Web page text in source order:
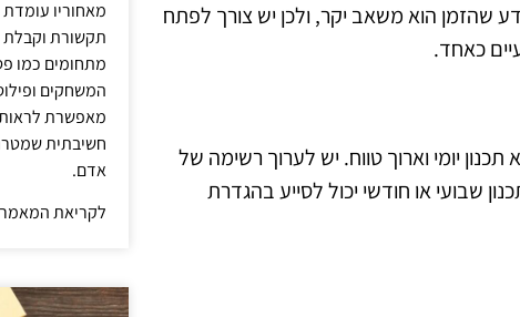
שהזמן הוא משאב יקר, ולכן יש צורך לפתח
כאחד.
יומי וארוך טווח. יש לערוך רשימה של
שבועי או חודשי יכול לסייע בהגדרת
מאחוריו
תקשורת וקבלת
מתחומים כמו
המשחקים
מאפשרת
חשיבתית
אדם.
לקריאת